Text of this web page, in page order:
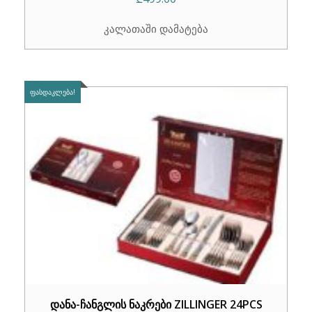
კალათაში დამატება
ᲤᲐᲡᲓᲐᲙᲚᲔᲑᲐ!
დანა-ჩანგლის ნაკრები ZILLINGER 24PCS